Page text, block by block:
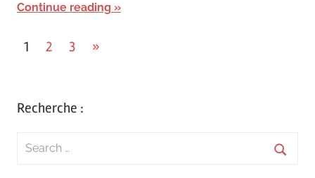
Continue reading
Pagination
publications
1 2 3
Next
»
Recherche :
Search